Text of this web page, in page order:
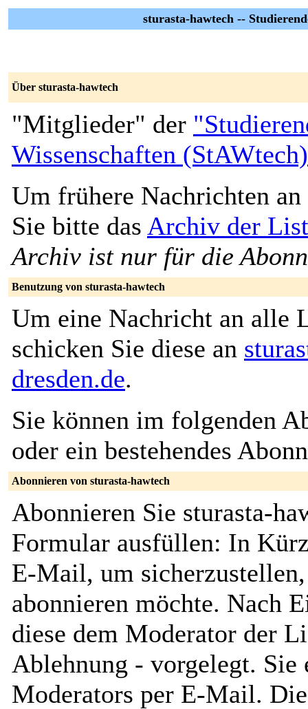
sturasta-hawtech --
Über sturasta-hawtech
"Mitglieder" der
Wissenschaften
Um frühere Nachrichten an
Sie bitte das Archiv der
Archiv ist nur für die
Benutzung von sturasta-hawtech
Um eine Nachricht an alle
schicken Sie diese an
dresden.de.
Sie können im folgenden
oder ein bestehendes
Abonnieren von sturasta-hawtech
Abonnieren Sie sturasta-
Formular ausfüllen: In
E-Mail, um
abonnieren möchte. Nach
diese dem Moderator der
Ablehnung - vorgelegt. Sie
Moderators per E-Mail.